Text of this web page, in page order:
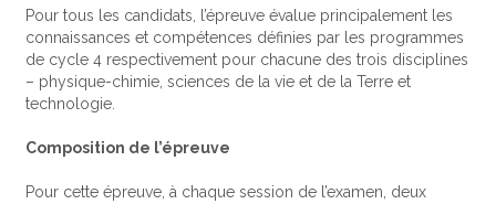
Pour tous les candidats, l’épreuve évalue principalement les
connaissances et compétences définies par les programmes
de cycle 4 respectivement pour chacune des trois disciplines
– physique-chimie, sciences de la vie et de la Terre et
technologie.
Composition de l’épreuve
Pour cette épreuve, à chaque session de l’examen, deux